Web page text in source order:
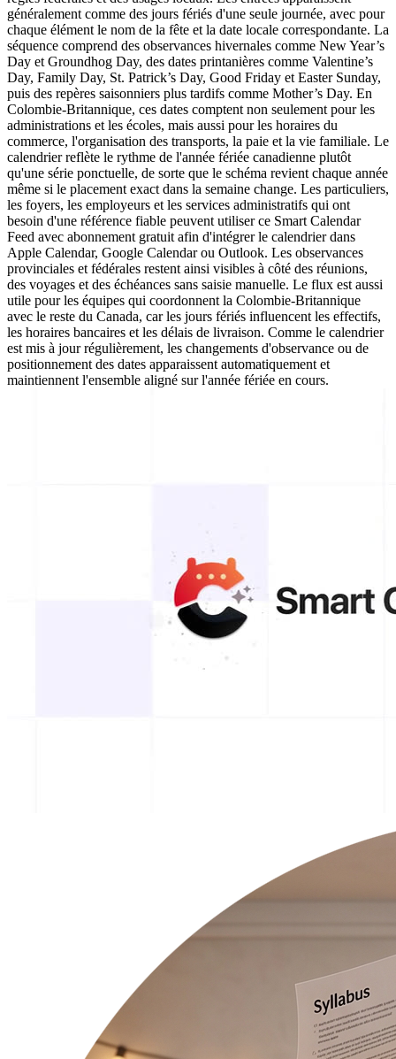
généralement comme des jours fériés d'une seule journée, avec pour
chaque élément le nom de la fête et la date locale correspondante. La
séquence comprend des observances hivernales comme New Year’s
Day et Groundhog Day, des dates printanières comme Valentine’s
Day, Family Day, St. Patrick’s Day, Good Friday et Easter Sunday,
puis des repères saisonniers plus tardifs comme Mother’s Day. En
Colombie-Britannique, ces dates comptent non seulement pour les
administrations et les écoles, mais aussi pour les horaires du
commerce, l'organisation des transports, la paie et la vie familiale. Le
calendrier reflète le rythme de l'année fériée canadienne plutôt
qu'une série ponctuelle, de sorte que le schéma revient chaque année
même si le placement exact dans la semaine change. Les particuliers,
les foyers, les employeurs et les services administratifs qui ont
besoin d'une référence fiable peuvent utiliser ce Smart Calendar
Feed avec abonnement gratuit afin d'intégrer le calendrier dans
Apple Calendar, Google Calendar ou Outlook. Les observances
provinciales et fédérales restent ainsi visibles à côté des réunions,
des voyages et des échéances sans saisie manuelle. Le flux est aussi
utile pour les équipes qui coordonnent la Colombie-Britannique
avec le reste du Canada, car les jours fériés influencent les effectifs,
les horaires bancaires et les délais de livraison. Comme le calendrier
est mis à jour régulièrement, les changements d'observance ou de
positionnement des dates apparaissent automatiquement et
maintiennent l'ensemble aligné sur l'année fériée en cours.